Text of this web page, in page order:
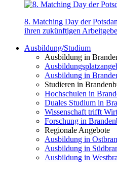
8. Matching Day der
ihren zukünftigen
Ausbildung/Studium
Ausbildung in
Ausbildung in
Studieren in
Hochschulen in
Duales Studium in
Wissenschaft trifft
Forschung in
Regionale Angebote
Ausbildung in
Ausbildung in
Ausbildung in